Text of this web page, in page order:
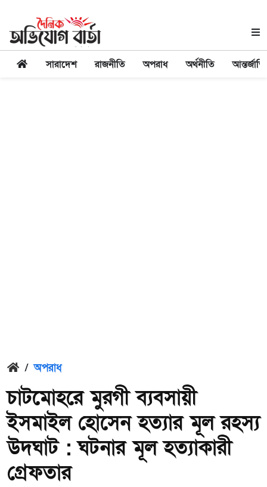
সারাদেশ রাজনীতি অপরাধ অর্থনীতি
/ অপরাধ
চাটমোহরে মুরগী ব্যবসায়ী
ইসমাইল হোসেন হত্যার মূল রহস্য
উদঘাট : ঘটনার মূল হত্যাকারী
গ্রেফতার